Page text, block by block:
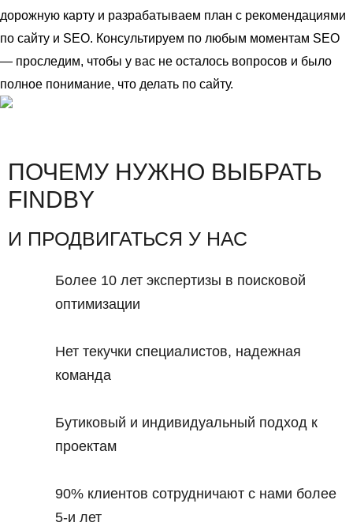
дорожную карту и разрабатываем план с рекомендациями
по сайту и SEO. Консультируем по любым моментам SEO
— проследим, чтобы у вас не осталось вопросов и было
полное понимание, что делать по сайту.
ПОЧЕМУ НУЖНО ВЫБРАТЬ
FINDBY
И ПРОДВИГАТЬСЯ У НАС
Более 10 лет экспертизы в поисковой
оптимизации
Нет текучки специалистов, надежная
команда
Бутиковый и индивидуальный подход к
проектам
90% клиентов сотрудничают с нами более
5-и лет